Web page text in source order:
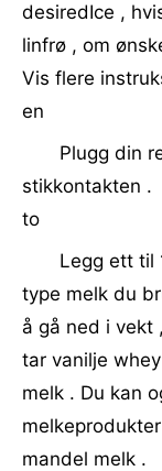
desiredIce ,
linfrø , om
Vis flere
en
Plugg din
stikkontakten .
to
Legg ett til
type melk du
å gå ned i vekt
tar vanilje
melk . Du kan
mandel melk .